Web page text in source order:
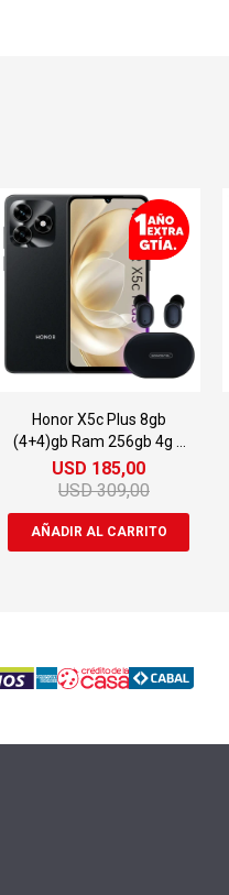
Honor X5c Plus 8gb
(4+4)gb Ram 256gb 4g +
Regalo
USD 185,00
USD 309,00